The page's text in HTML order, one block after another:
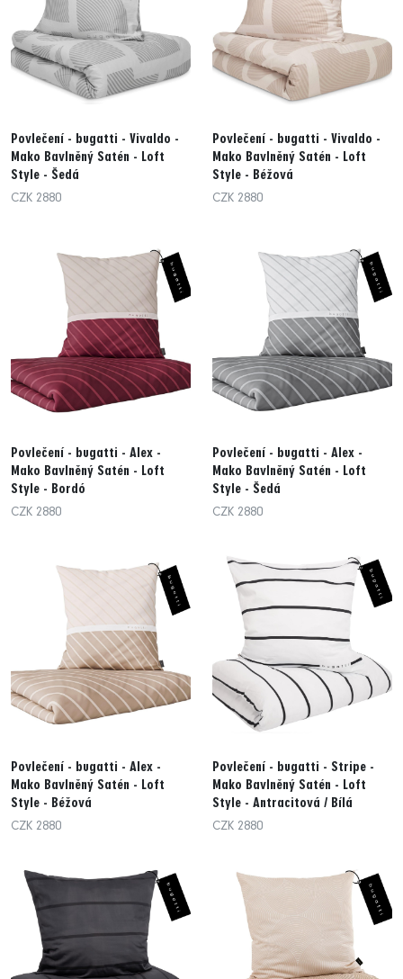
Povlečení - bugatti - Vivaldo -
Mako Bavlněný Satén - Loft
Style - Šedá
CZK 2880
Povlečení - bugatti - Vivaldo -
Mako Bavlněný Satén - Loft
Style - Béžová
CZK 2880
Povlečení - bugatti - Alex -
Mako Bavlněný Satén - Loft
Style - Bordó
CZK 2880
Povlečení - bugatti - Alex -
Mako Bavlněný Satén - Loft
Style - Šedá
CZK 2880
Povlečení - bugatti - Alex -
Mako Bavlněný Satén - Loft
Style - Béžová
CZK 2880
Povlečení - bugatti - Stripe -
Mako Bavlněný Satén - Loft
Style - Antracitová / Bílá
CZK 2880